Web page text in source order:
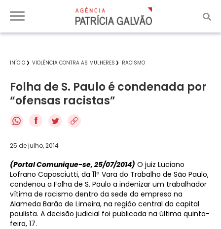
INÍCIO VIOLÊNCIA CONTRA AS MULHERES RACISMO
Folha de S. Paulo é condenada por
“ofensas racistas”
f
25 de julho, 2014
(Portal Comunique-se, 25/07/2014) O juiz Luciano
Lofrano Capasciutti, da 11ª Vara do Trabalho de São Paulo,
condenou a Folha de S. Paulo a indenizar um trabalhador
vítima de racismo dentro da sede da empresa na
Alameda Barão de Limeira, na região central da capital
paulista. A decisão judicial foi publicada na última quinta-
feira, 17.